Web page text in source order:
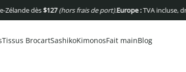
dès$127(hors frais de port).Europe :TVA incluse,
Tissus BrocartSashikoKimonosFait mainBlog